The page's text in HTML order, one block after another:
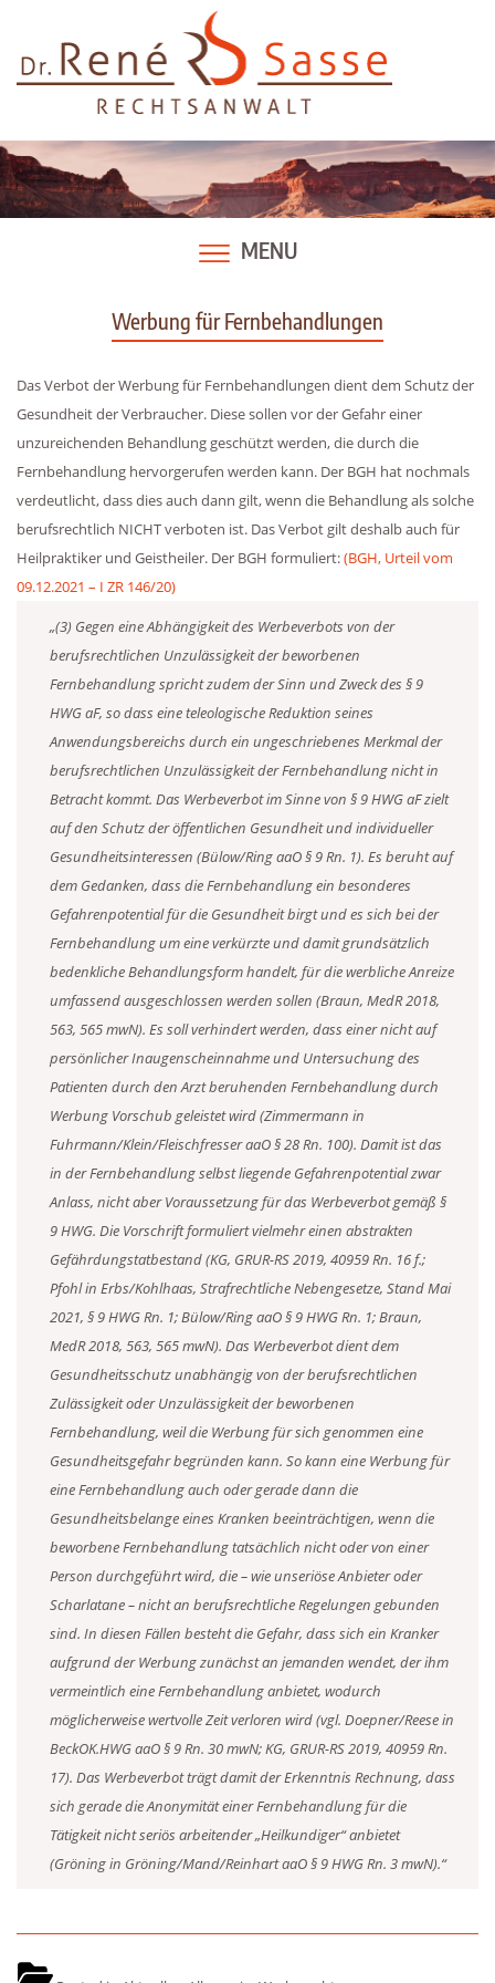
content
MENU
Werbung für Fernbehandlungen
Das Verbot der Werbung für Fernbehandlungen dient dem Schutz der
Gesundheit der Verbraucher. Diese sollen vor der Gefahr einer
unzureichenden Behandlung geschützt werden, die durch die
Fernbehandlung hervorgerufen werden kann. Der BGH hat nochmals
verdeutlicht, dass dies auch dann gilt, wenn die Behandlung als solche
berufsrechtlich NICHT verboten ist. Das Verbot gilt deshalb auch für
Heilpraktiker und Geistheiler. Der BGH formuliert:(BGH, Urteil vom
09.12.2021 – I ZR 146/20)
„(3) Gegen eine Abhängigkeit des Werbeverbots von der
berufsrechtlichen Unzulässigkeit der beworbenen
Fernbehandlung spricht zudem der Sinn und Zweck des § 9
HWG aF, so dass eine teleologische Reduktion seines
Anwendungsbereichs durch ein ungeschriebenes Merkmal der
berufsrechtlichen Unzulässigkeit der Fernbehandlung nicht in
Betracht kommt. Das Werbeverbot im Sinne von § 9 HWG aF zielt
auf den Schutz der öffentlichen Gesundheit und individueller
Gesundheitsinteressen (Bülow/Ring aaO § 9 Rn. 1). Es beruht auf
dem Gedanken, dass die Fernbehandlung ein besonderes
Gefahrenpotential für die Gesundheit birgt und es sich bei der
Fernbehandlung um eine verkürzte und damit grundsätzlich
bedenkliche Behandlungsform handelt, für die werbliche Anreize
umfassend ausgeschlossen werden sollen (Braun, MedR 2018,
563, 565 mwN). Es soll verhindert werden, dass einer nicht auf
persönlicher Inaugenscheinnahme und Untersuchung des
Patienten durch den Arzt beruhenden Fernbehandlung durch
Werbung Vorschub geleistet wird (Zimmermann in
Fuhrmann/Klein/Fleischfresser aaO § 28 Rn. 100). Damit ist das
in der Fernbehandlung selbst liegende Gefahrenpotential zwar
Anlass, nicht aber Voraussetzung für das Werbeverbot gemäß §
9 HWG. Die Vorschrift formuliert vielmehr einen abstrakten
Gefährdungstatbestand (KG, GRUR-RS 2019, 40959 Rn. 16 f.;
Pfohl in Erbs/Kohlhaas, Strafrechtliche Nebengesetze, Stand Mai
2021, § 9 HWG Rn. 1; Bülow/Ring aaO § 9 HWG Rn. 1; Braun,
MedR 2018, 563, 565 mwN). Das Werbeverbot dient dem
Gesundheitsschutz unabhängig von der berufsrechtlichen
Zulässigkeit oder Unzulässigkeit der beworbenen
Fernbehandlung, weil die Werbung für sich genommen eine
Gesundheitsgefahr begründen kann. So kann eine Werbung für
eine Fernbehandlung auch oder gerade dann die
Gesundheitsbelange eines Kranken beeinträchtigen, wenn die
beworbene Fernbehandlung tatsächlich nicht oder von einer
Person durchgeführt wird, die – wie unseriöse Anbieter oder
Scharlatane – nicht an berufsrechtliche Regelungen gebunden
sind. In diesen Fällen besteht die Gefahr, dass sich ein Kranker
aufgrund der Werbung zunächst an jemanden wendet, der ihm
vermeintlich eine Fernbehandlung anbietet, wodurch
möglicherweise wertvolle Zeit verloren wird (vgl. Doepner/Reese in
BeckOK.HWG aaO § 9 Rn. 30 mwN; KG, GRUR-RS 2019, 40959 Rn.
17). Das Werbeverbot trägt damit der Erkenntnis Rechnung, dass
sich gerade die Anonymität einer Fernbehandlung für die
Tätigkeit nicht seriös arbeitender „Heilkundiger“ anbietet
(Gröning in Gröning/Mand/Reinhart aaO § 9 HWG Rn. 3 mwN).“